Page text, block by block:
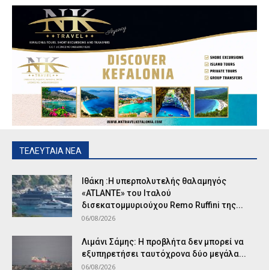
ΤΕΛΕΥΤΑΙΑ ΝΕΑ
Ιθάκη :Η υπερπολυτελής θαλαμηγός
«ATLANTE» του Ιταλού
δισεκατομμυριούχου Remo Ruffini της...
06/08/2026
Λιμάνι Σάμης: Η προβλήτα δεν μπορεί να
εξυπηρετήσει ταυτόχρονα δύο μεγάλα...
06/08/2026